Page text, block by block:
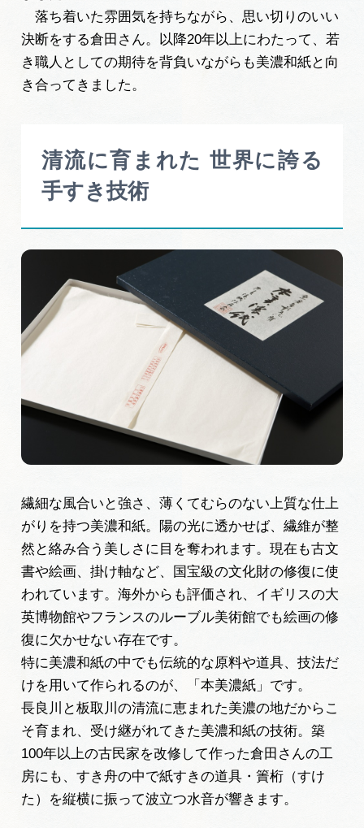
落ち着いた雰囲気を持ちながら、思い切りのいい
決断をする倉田さん。以降20年以上にわたって、若
き職人としての期待を背負いながらも美濃和紙と向
き合ってきました。
清流に育まれた 世界に誇る
手すき技術
繊細な風合いと強さ、薄くてむらのない上質な仕上
がりを持つ美濃和紙。陽の光に透かせば、繊維が整
然と絡み合う美しさに目を奪われます。現在も古文
書や絵画、掛け軸など、国宝級の文化財の修復に使
われています。海外からも評価され、イギリスの大
英博物館やフランスのルーブル美術館でも絵画の修
復に欠かせない存在です。
特に美濃和紙の中でも伝統的な原料や道具、技法だ
けを用いて作られるのが、「本美濃紙」です。
長良川と板取川の清流に恵まれた美濃の地だからこ
そ育まれ、受け継がれてきた美濃和紙の技術。築
100年以上の古民家を改修して作った倉田さんの工
房にも、すき舟の中で紙すきの道具・簀桁（すけ
た）を縦横に振って波立つ水音が響きます。